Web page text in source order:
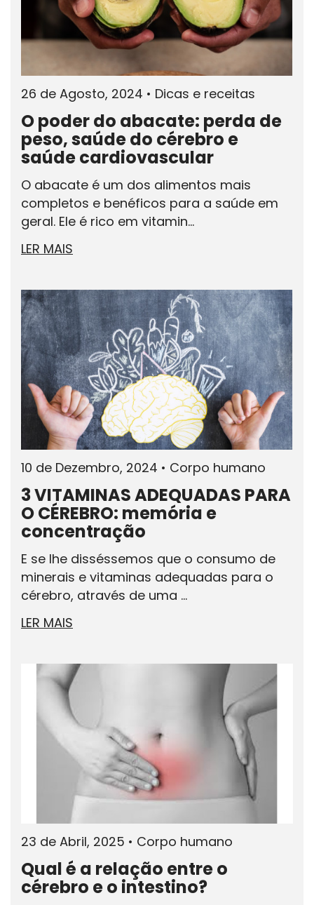
26 de Agosto, 2024 • Dicas e receitas
O poder do abacate: perda de
peso, saúde do cérebro e
saúde cardiovascular
O abacate é um dos alimentos mais
completos e benéficos para a saúde em
geral. Ele é rico em vitamin...
LER MAIS
10 de Dezembro, 2024 • Corpo humano
3 VITAMINAS ADEQUADAS PARA
O CÉREBRO: memória e
concentração
E se lhe disséssemos que o consumo de
minerais e vitaminas adequadas para o
cérebro, através de uma ...
LER MAIS
23 de Abril, 2025 • Corpo humano
Qual é a relação entre o
cérebro e o intestino?